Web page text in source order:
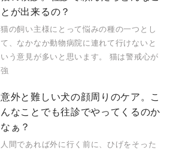
とが出来るの？
猫の飼い主様にとって悩みの種の一つとし
て、なかなか動物病院に連れて行けないと
いう意見が多いと思います。 猫は警戒心が
強
意外と難しい犬の顔周りのケア。こ
んなことでも往診でやってくるのか
なぁ？
人間であれば外に行く前に、ひげをそった